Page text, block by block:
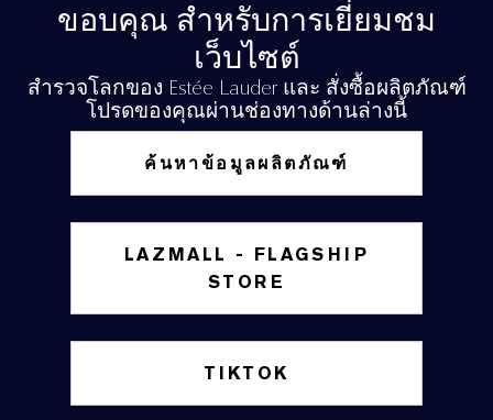
ขอบคุณ สำหรับการเยี่ยมชม
เว็บไซต์
สำรวจโลกของ Estée Lauder และ สั่งซื้อผลิตภัณฑ์
โปรดของคุณผ่านช่องทางด้านล่างนี้
ค้นหาข้อมูลผลิตภัณฑ์
LAZMALL - FLAGSHIP
STORE
TIKTOK